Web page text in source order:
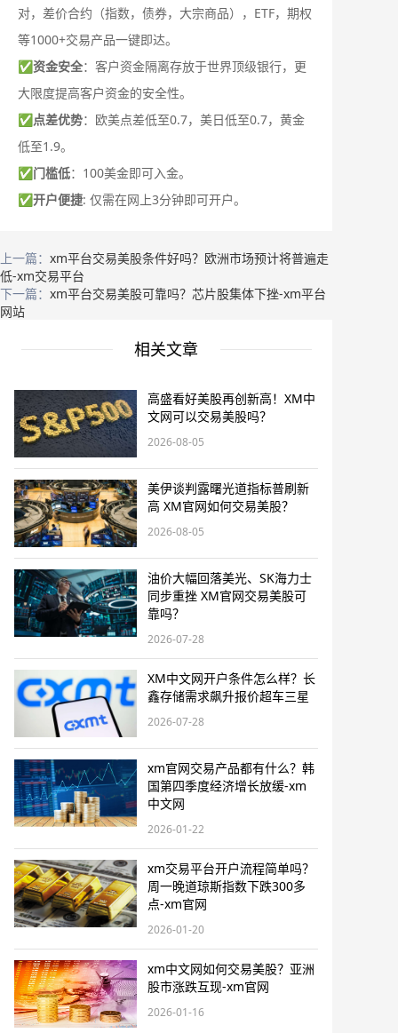
对，差价合约（指数，债券，大宗商品），ETF，期权
等1000+交易产品一键即达。
✅资金安全：客户资金隔离存放于世界顶级银行，更
大限度提高客户资金的安全性。
✅点差优势：欧美点差低至0.7，美日低至0.7，黄金
低至1.9。
✅门槛低：100美金即可入金。
✅开户便捷: 仅需在网上3分钟即可开户。
上一篇： xm平台交易美股条件好吗？欧洲市场预计将普遍走
低-xm交易平台
下一篇： xm平台交易美股可靠吗？芯片股集体下挫-xm平台
网站
相关文章
高盛看好美股再创新高！XM中
文网可以交易美股吗？
2026-08-05
美伊谈判露曙光道指标普刷新
高 XM官网如何交易美股？
2026-08-05
油价大幅回落美光、SK海力士
同步重挫 XM官网交易美股可
靠吗？
2026-07-28
XM中文网开户条件怎么样？长
鑫存储需求飙升报价超车三星
2026-07-28
xm官网交易产品都有什么？韩
国第四季度经济增长放缓-xm
中文网
2026-01-22
xm交易平台开户流程简单吗？
周一晚道琼斯指数下跌300多
点-xm官网
2026-01-20
xm中文网如何交易美股？亚洲
股市涨跌互现-xm官网
2026-01-16